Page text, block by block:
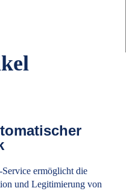
ermöglicht die
und Legitimierung von